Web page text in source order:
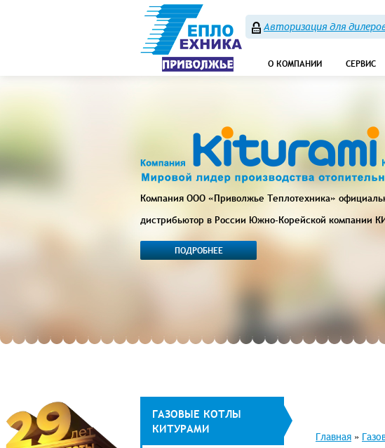
Авторизация для
О КОМПАНИИ СЕРВИС
Компания ООО «Приволжье Теплотехника»
дистрибьютор в России Южно-Корейской компании
ПОДРОБНЕЕ
ГАЗОВЫЕ КОТЛЫ
КИТУРАМИ
Главная »